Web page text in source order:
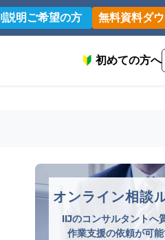
説明ご希望の方 無料資料ダ
初めての方へ
オンライン相談
IIJのコンサルタントへ
作業支援の依頼が可